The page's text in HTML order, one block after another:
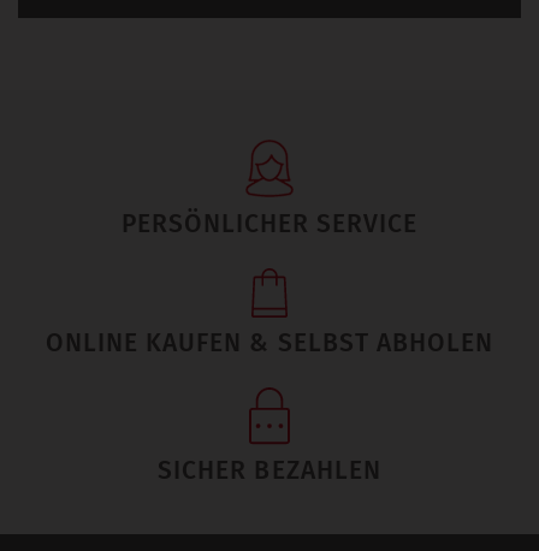
PERSÖNLICHER SERVICE
ONLINE KAUFEN & SELBST ABHOLEN
SICHER BEZAHLEN